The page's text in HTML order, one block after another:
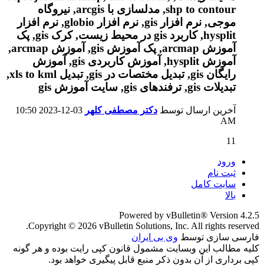
آخرین ارسال توسط دکتر مصطفی کلهر
10:50
AM
11
ورود
ثبت نام
سایت کامل
بالا
Powered by vBulletin® Version 4.2.5
Copyright © 2026 vBulletin Solutions, Inc. All rights reserved.
فارسی سازی توسط وی بی ایران
کلیه مطالب این وبسایت مشمول قانون کپی رایت بوده و هر گونه
کپی برداری از آن بدون ذکر منبع قابل پیگیری خواهد بود.